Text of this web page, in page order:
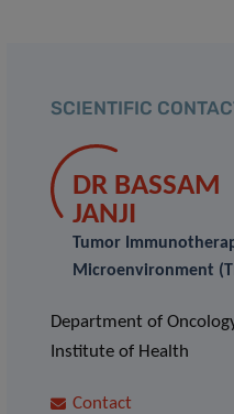
SCIENTIFIC
DR BASSAM
JANJI
Tumor
Microenvironment
Department of
Institute of Health
Contact